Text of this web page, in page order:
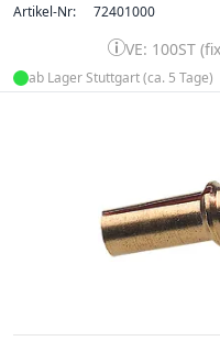
Artikel-Nr: 72401000
VE: 100ST
ab Lager Stuttgart (ca. 5 Tage)